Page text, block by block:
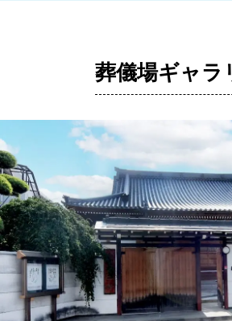
葬儀場ギャラ